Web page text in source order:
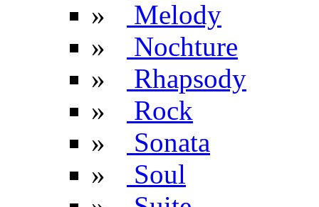
»
Melody
»
Nochture
»
Rhapsody
»
Rock
»
Sonata
»
Soul